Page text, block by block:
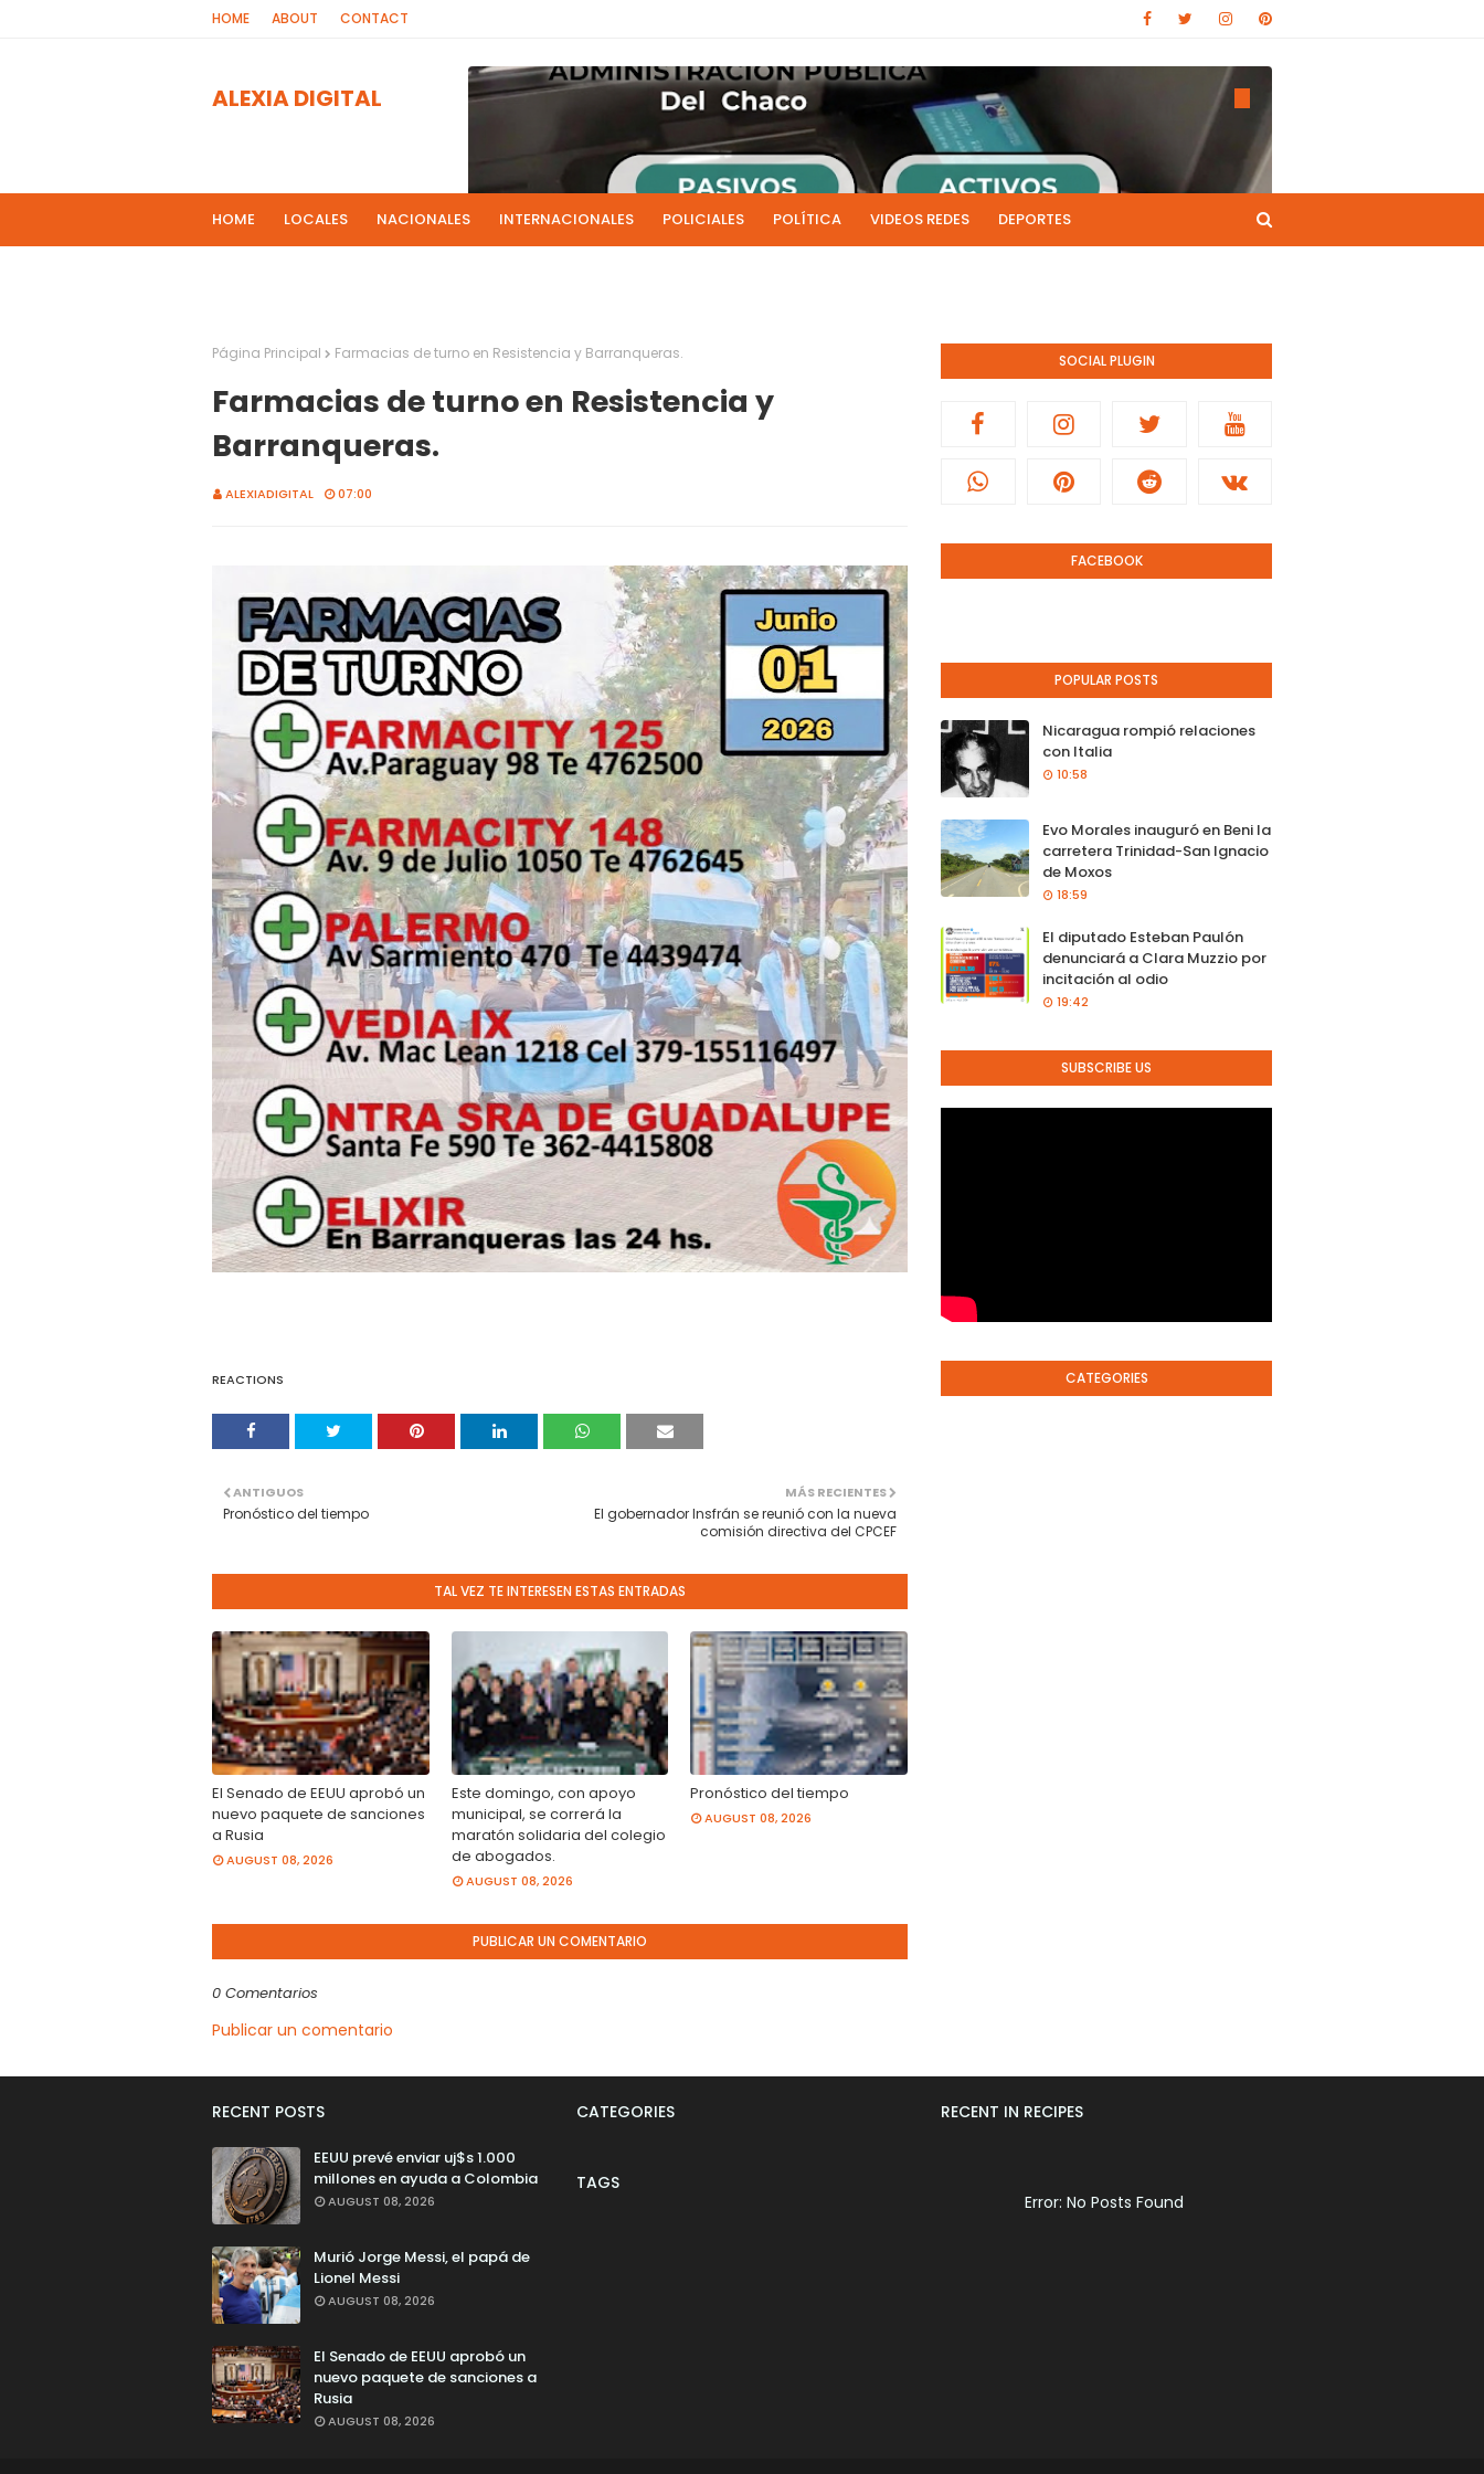
HOME ABOUT CONTACT
ALEXIA DIGITAL
HOME LOCALES NACIONALES INTERNACIONALES POLICIALES POLÍTICA VIDEOS REDES DEPORTES
Página Principal Farmacias de turno en Resistencia y Barranqueras.
Farmacias de turno en Resistencia y
Barranqueras.
ALEXIADIGITAL 07:00
REACTIONS
MÁS RECIENTES
El gobernador Insfrán se reunió con la nueva
comisión directiva del CPCEF
ANTIGUOS
Pronóstico del tiempo
TAL VEZ TE INTERESEN ESTAS ENTRADAS
El Senado de EEUU aprobó un
nuevo paquete de sanciones
a Rusia
AUGUST 08, 2026
Este domingo, con apoyo
municipal, se correrá la
maratón solidaria del colegio
de abogados.
AUGUST 08, 2026
Pronóstico del tiempo
AUGUST 08, 2026
PUBLICAR UN COMENTARIO
0 Comentarios
Publicar un comentario
SOCIAL PLUGIN
FACEBOOK
POPULAR POSTS
Nicaragua rompió relaciones
con Italia
10:58
Evo Morales inauguró en Beni la
carretera Trinidad-San Ignacio
de Moxos
18:59
El diputado Esteban Paulón
denunciará a Clara Muzzio por
incitación al odio
19:42
SUBSCRIBE US
CATEGORIES
RECENT POSTS
EEUU prevé enviar uj$s 1.000
millones en ayuda a Colombia
AUGUST 08, 2026
Murió Jorge Messi, el papá de
Lionel Messi
AUGUST 08, 2026
El Senado de EEUU aprobó un
nuevo paquete de sanciones a
Rusia
AUGUST 08, 2026
CATEGORIES
TAGS
RECENT IN RECIPES
Error: No Posts Found